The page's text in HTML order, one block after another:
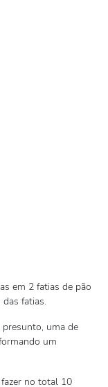
em 2 fatias de pão
fatias.
presunto, uma de
um
fazer no total 10